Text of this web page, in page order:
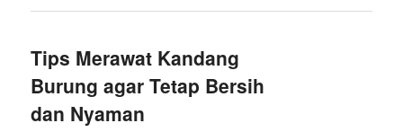
Tips Merawat Kandang
Burung agar Tetap Bersih
dan Nyaman